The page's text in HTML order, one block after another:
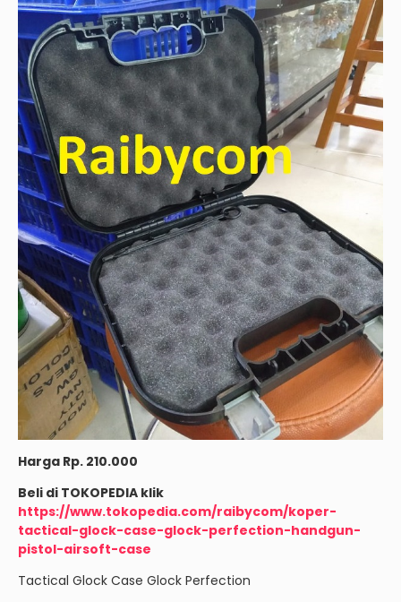
Harga Rp. 210.000
Beli di TOKOPEDIA klik
https://www.tokopedia.com/raibycom/koper-
tactical-glock-case-glock-perfection-handgun-
pistol-airsoft-case
Tactical Glock Case Glock Perfection